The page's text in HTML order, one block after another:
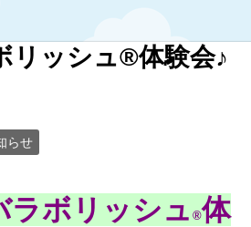
リッシュ®体験会♪
らせ
ボリッシュ ®体